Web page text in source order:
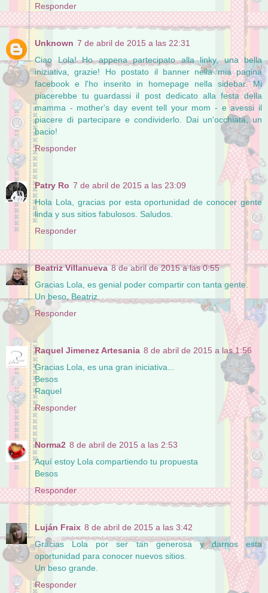
Responder
Unknown 7 de abril de 2015 a las 22:31
Ciao Lola! Ho appena partecipato alla linky, una bella
iniziativa, grazie! Ho postato il banner nella mia pagina
facebook e l'ho inserito in homepage nella sidebar. Mi
piacerebbe tu guardassi il post dedicato alla festa della
mamma - mother's day event tell your mom - e avessi il
piacere di partecipare e condividerlo. Dai un'occhiata, un
bacio!
Responder
Patry Ro 7 de abril de 2015 a las 23:09
Hola Lola, gracias por esta oportunidad de conocer gente
linda y sus sitios fabulosos. Saludos.
Responder
Beatriz Villanueva 8 de abril de 2015 a las 0:55
Gracias Lola, es genial poder compartir con tanta gente.
Un beso, Beatriz
Responder
Raquel Jimenez Artesania 8 de abril de 2015 a las 1:56
Gracias Lola, es una gran iniciativa...
Besos
Raquel
Responder
Norma2 8 de abril de 2015 a las 2:53
Aquí estoy Lola compartiendo tu propuesta
Besos
Responder
Luján Fraix 8 de abril de 2015 a las 3:42
Gracias Lola por ser tan generosa y darnos esta
oportunidad para conocer nuevos sitios.
Un beso grande.
Responder